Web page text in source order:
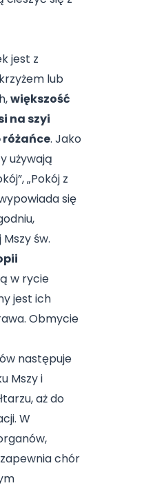
jest z
lub
większość
na szyi
różańce. Jako
używają
„Pokój z
się
św.
w rycie
jest ich
Obmycie
następuje
Mszy i
aż do
W
chór